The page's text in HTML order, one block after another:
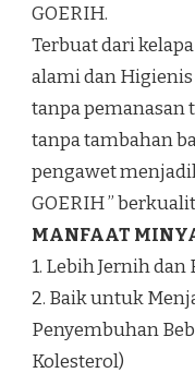
GOERIH.
Terbuat dari
alami dan
tanpa pemanasan
tanpa tambahan
pengawet
GOERIH ”
MANFAAT
1. Lebih Jernih dan
2. Baik untuk
Penyembuhan
Kolesterol)